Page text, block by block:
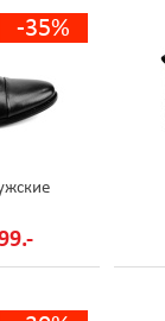
-35%